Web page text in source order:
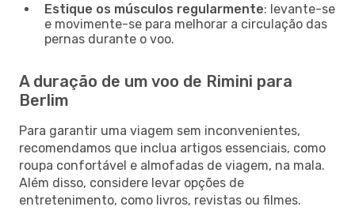
Estique os músculos regularmente: levante-se
e movimente-se para melhorar a circulação das
pernas durante o voo.
A duração de um voo de Rimini para
Berlim
Para garantir uma viagem sem inconvenientes,
recomendamos que inclua artigos essenciais, como
roupa confortável e almofadas de viagem, na mala.
Além disso, considere levar opções de
entretenimento, como livros, revistas ou filmes.